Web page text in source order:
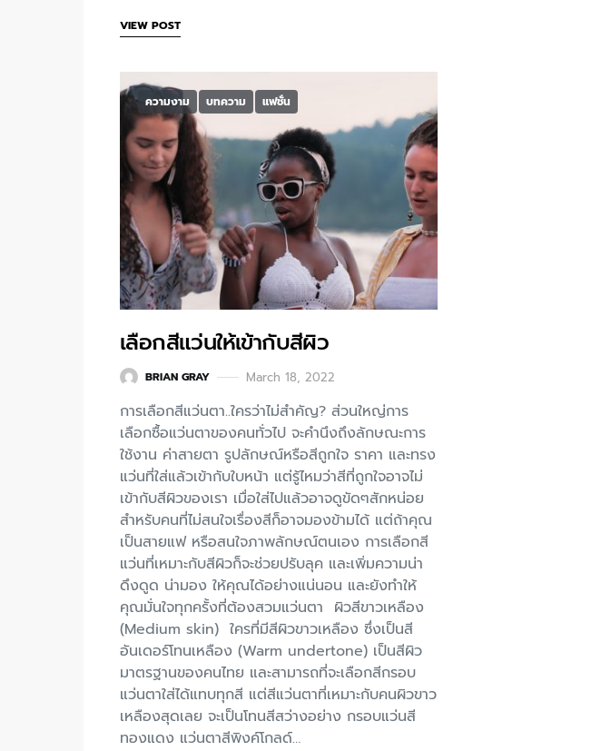
VIEW POST
ความงาม บทความ แฟชั่น
เลือกสีแว่นให้เข้ากับสีผิว
BRIAN GRAY March 18, 2022
การเลือกสีแว่นตา..ใครว่าไม่สำคัญ? ส่วนใหญ่การ
เลือกซื้อแว่นตาของคนทั่วไป จะคำนึงถึงลักษณะการ
ใช้งาน ค่าสายตา รูปลักษณ์หรือสีถูกใจ ราคา และทรง
แว่นที่ใส่แล้วเข้ากับใบหน้า แต่รู้ไหมว่าสีที่ถูกใจอาจไม่
เข้ากับสีผิวของเรา เมื่อใส่ไปแล้วอาจดูขัดๆสักหน่อย
สำหรับคนที่ไม่สนใจเรื่องสีก็อาจมองข้ามได้ แต่ถ้าคุณ
เป็นสายแฟ หรือสนใจภาพลักษณ์ตนเอง การเลือกสี
แว่นที่เหมาะกับสีผิวก็จะช่วยปรับลุค และเพิ่มความน่า
ดึงดูด น่ามอง ให้คุณได้อย่างแน่นอน และยังทำให้
คุณมั่นใจทุกครั้งที่ต้องสวมแว่นตา ผิวสีขาวเหลือง
(Medium skin) ใครที่มีสีผิวขาวเหลือง ซึ่งเป็นสี
อันเดอร์โทนเหลือง (Warm undertone) เป็นสีผิว
มาตรฐานของคนไทย และสามารถที่จะเลือกสีกรอบ
แว่นตาใส่ได้แทบทุกสี แต่สีแว่นตาที่เหมาะกับคนผิวขาว
เหลืองสุดเลย จะเป็นโทนสีสว่างอย่าง กรอบแว่นสี
ทองแดง แว่นตาสีพิงค์โกลด์…